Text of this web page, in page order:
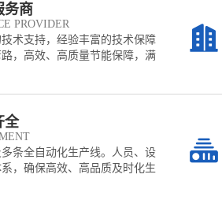
务商
PROVIDER
术支持，经验丰富的技术保障
，高效、高质量节能保障，满
全
条全自动化生产线。人员、设
，确保高效、高品质及时化生